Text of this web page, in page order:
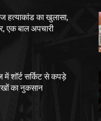
हत्याकांड का खुलासा,
एक बाल अपचारी
शॉर्ट सर्किट से कपड़े
का नुकसान